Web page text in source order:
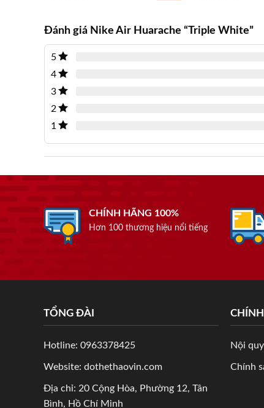
Đánh giá Nike Air Huarache “Triple White”
5
4
3
2
1
CHÍNH HÃNG 100%
Hơn 100 thương hiệu nổi tiếng
TỔNG ĐÀI
Hotline: 0963378425
Website: dothethaovin.com
Địa chỉ: 20 Cộng Hòa, Phường 12, Tân
Bình, Hồ Chí Minh
Nội
Chính